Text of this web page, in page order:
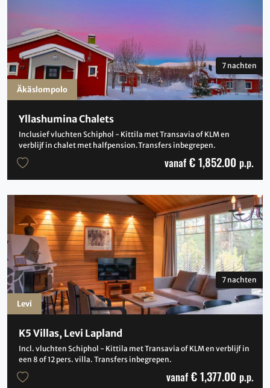
Yllashumina Chalets
Inclusief vluchten Schiphol - Kittila met Transavia of KLM en
verblijf in chalet met halfpension.Transfers inbegrepen.
7 nachten
vanaf € 1,852.00 p.p.
Äkäslompolo
K5 Villas, Levi Lapland
Incl. vluchten Schiphol - Kittila met Transavia of KLM en verblijf in
een 8 of 12 pers. villa. Transfers inbegrepen.
7 nachten
vanaf € 1,377.00 p.p.
Levi